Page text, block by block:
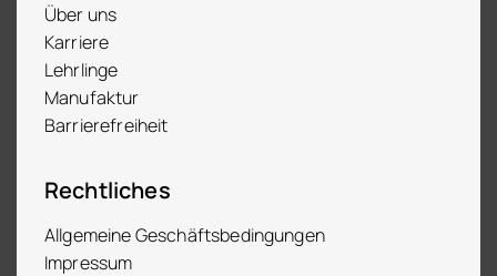
Über uns
Karriere
Lehrlinge
Manufaktur
Barrierefreiheit
Rechtliches
Allgemeine Geschäftsbedingungen
Impressum